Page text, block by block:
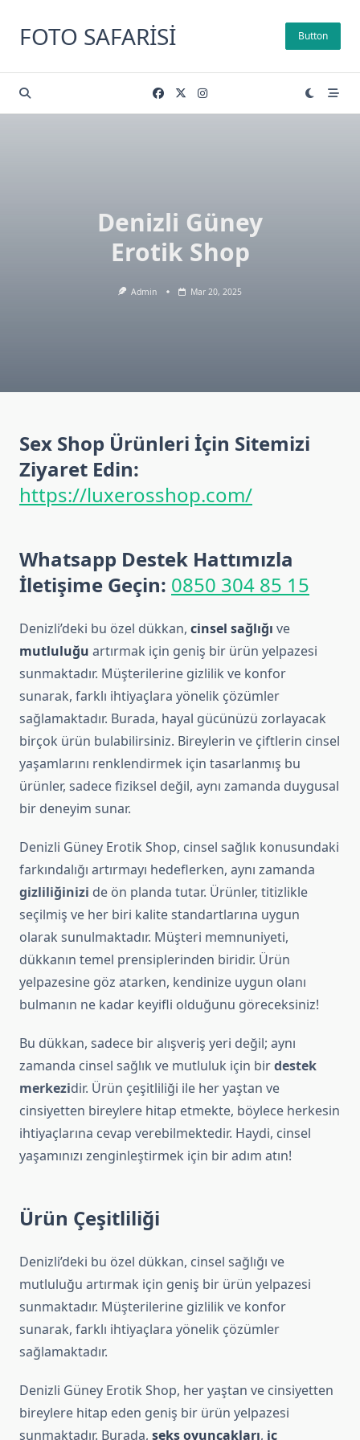
content
FOTO SAFARISI Button
Denizli Güney
Erotik Shop
Admin Mar 20, 2025
Sex Shop Ürünleri İçin Sitemizi
Ziyaret Edin:
https://luxerosshop.com/
Whatsapp Destek Hattımızla
İletişime Geçin: 0850 304 85 15
Denizli’deki bu özel dükkan, cinsel sağlığı ve
mutluluğu artırmak için geniş bir ürün yelpazesi
sunmaktadır. Müşterilerine gizlilik ve konfor
sunarak, farklı ihtiyaçlara yönelik çözümler
sağlamaktadır. Burada, hayal gücünüzü zorlayacak
birçok ürün bulabilirsiniz. Bireylerin ve çiftlerin cinsel
yaşamlarını renklendirmek için tasarlanmış bu
ürünler, sadece fiziksel değil, aynı zamanda duygusal
bir deneyim sunar.
Denizli Güney Erotik Shop, cinsel sağlık konusundaki
farkındalığı artırmayı hedeflerken, aynı zamanda
gizliliğinizi de ön planda tutar. Ürünler, titizlikle
seçilmiş ve her biri kalite standartlarına uygun
olarak sunulmaktadır. Müşteri memnuniyeti,
dükkanın temel prensiplerinden biridir. Ürün
yelpazesine göz atarken, kendinize uygun olanı
bulmanın ne kadar keyifli olduğunu göreceksiniz!
Bu dükkan, sadece bir alışveriş yeri değil; aynı
zamanda cinsel sağlık ve mutluluk için birdestek
merkezidir. Ürün çeşitliliği ile her yaştan ve
cinsiyetten bireylere hitap etmekte, böylece herkesin
ihtiyaçlarına cevap verebilmektedir. Haydi, cinsel
yaşamınızı zenginleştirmek için bir adım atın!
Ürün Çeşitliliği
Denizli’deki bu özel dükkan, cinsel sağlığı ve
mutluluğu artırmak için geniş bir ürün yelpazesi
sunmaktadır. Müşterilerine gizlilik ve konfor
sunarak, farklı ihtiyaçlara yönelik çözümler
sağlamaktadır.
Denizli Güney Erotik Shop, her yaştan ve cinsiyetten
bireylere hitap eden geniş bir ürün yelpazesi
sunmaktadır. Burada, seks oyuncakları, iç